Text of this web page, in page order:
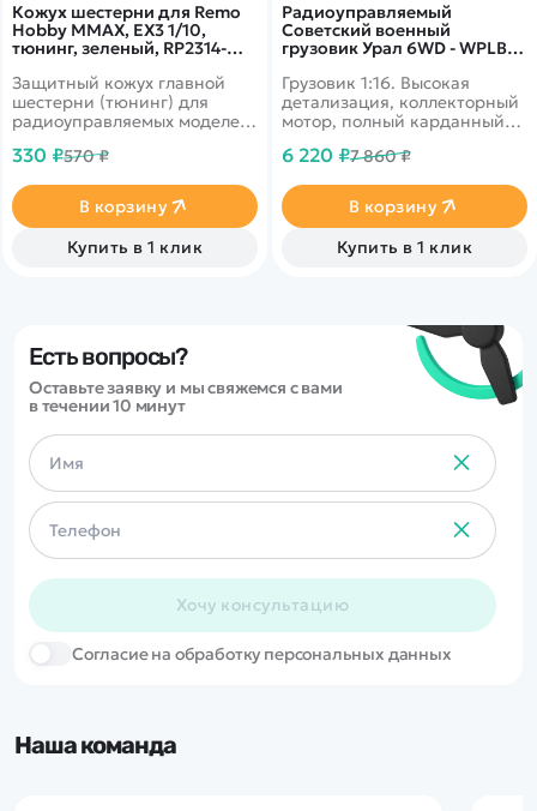
Кожух шестерни для Remo
Hobby MMAX, EX3 1/10,
тюнинг, зеленый, RP2314-
Защитный кожух главной
шестерни (тюнинг) для
радиоуправляемых моделей
330 ₽570 ₽
В корзину
Купить в 1 клик
Радиоуправляемый
Советский военный
грузовик Урал 6WD - WPLB-
Грузовик 1:16. Высокая
детализация, коллекторный
мотор, полный карданный
подвеска. Подвижные
время работы 25 минут.
6 220 ₽7 860 ₽
В корзину
Купить в 1 клик
Есть вопросы?
Оставьте заявку и мы свяжемся с вами
в течении 10 минут
Хочу консультацию
Cогласие на обработку персональных данных
Наша команда